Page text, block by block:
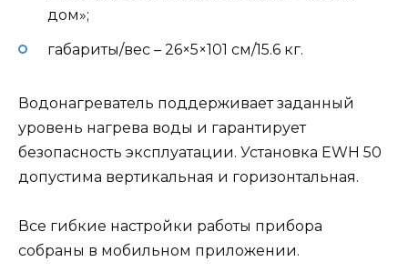
дом»;
габариты/вес – 26×5×101 см/15.6 кг.
Водонагреватель поддерживает заданный
уровень нагрева воды и гарантирует
безопасность эксплуатации. Установка EWH 50
допустима вертикальная и горизонтальная.
Все гибкие настройки работы прибора
собраны в мобильном приложении.